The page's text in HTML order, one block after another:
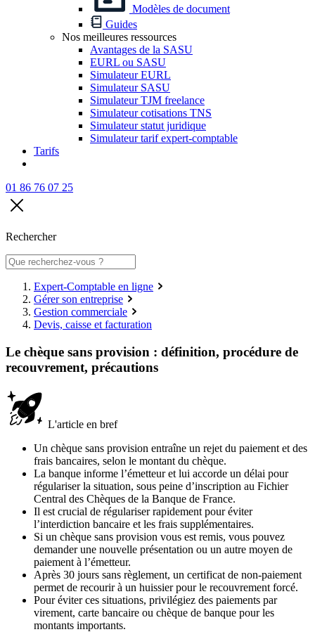
Modèles de document
Guides
Nos meilleures ressources
Avantages de la SASU
EURL ou SASU
Simulateur EURL
Simulateur SASU
Simulateur TJM freelance
Simulateur cotisations TNS
Simulateur statut juridique
Simulateur tarif expert-comptable
Tarifs
01 86 76 07 25
Rechercher
Expert-Comptable en ligne
Gérer son entreprise
Gestion commerciale
Devis, caisse et facturation
Le chèque sans provision : définition, procédure de
recouvrement, précautions
L'article en bref
Un chèque sans provision entraîne un rejet du paiement et des
frais bancaires, selon le montant du chèque.
La banque informe l’émetteur et lui accorde un délai pour
régulariser la situation, sous peine d’inscription au Fichier
Central des Chèques de la Banque de France.
Il est crucial de régulariser rapidement pour éviter
l’interdiction bancaire et les frais supplémentaires.
Si un chèque sans provision vous est remis, vous pouvez
demander une nouvelle présentation ou un autre moyen de
paiement à l’émetteur.
Après 30 jours sans règlement, un certificat de non-paiement
permet de recourir à un huissier pour le recouvrement forcé.
Pour éviter ces situations, privilégiez des paiements par
virement, carte bancaire ou chèque de banque pour les
montants importants.